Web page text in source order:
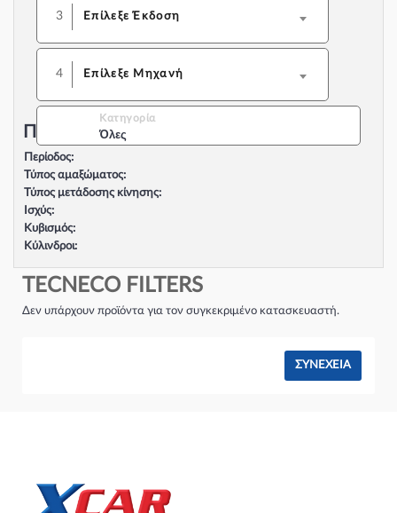
3 Επίλεξε Έκδοση
4 Επίλεξε Μηχανή
Κατηγορία
Όλες
Περιγραφή Αυτοκινήτου:
Περίοδος:
Τύπος αμαξώματος:
Τύπος μετάδοσης κίνησης:
Ισχύς:
Κυβισμός:
Κύλινδροι:
Τύπος κινητήρα:
TECNECO FILTERS
Δεν υπάρχουν προϊόντα για τον συγκεκριμένο κατασκευαστή.
ΣΥΝΈΧΕΙΑ